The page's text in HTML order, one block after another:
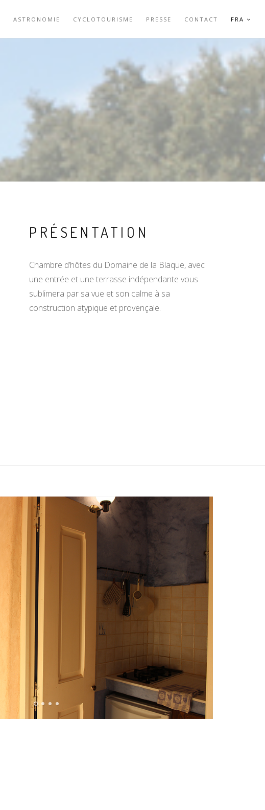
ASTRONOMIE CYCLOTOURISME PRESSE CONTACT FRA
PRÉSENTATION
Chambre d’hôtes du Domaine de la Blaque, avec
une entrée et une terrasse indépendante vous
sublimera par sa vue et son calme à sa
construction atypique et provençale.